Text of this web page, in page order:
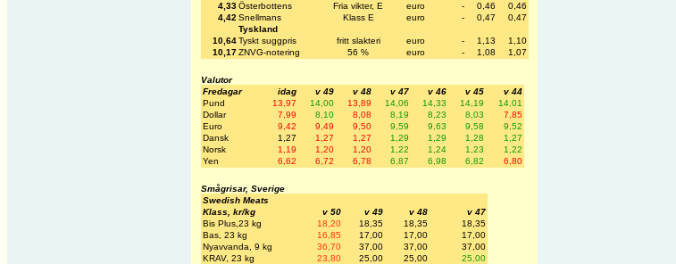
4,33Österbottens Fria vikter, E euro - 0,46
0,46
4,42 Snellmans Klass E euro - 0,47
0,47
Tyskland
10,64Tyskt suggpris fritt slakteri euro - 1,13
1,10
10,17ZNVG-notering 56 % euro - 1,08 1,07
Valutor
Fredagar
idag v 49 v 48 v 47 v 46 v 45
v 44
Pund
13,97 14,00 13,89 14,06 14,33 14,19
14,01
Dollar
7,99 8,10 8,08 8,19 8,23 8,03
7,85
Euro
9,42 9,49 9,50 9,59 9,63 9,58
9,52
Dansk
1,27 1,27 1,27 1,29 1,29 1,28
1,27
Norsk
1,19 1,20 1,20 1,22 1,24 1,23
1,22
Yen
6,62 6,72 6,78 6,87 6,98 6,82 6,80
Smågrisar, Sverige
Swedish Meats
Klass, kr/kg
v 50 v 49 v 48
v 47
Bis Plus,23 kg
18,20 18,35 18,35
18,35
Bas, 23 kg
16,85 17,00 17,00
17,00
Nyavvanda, 9 kg
36,70 37,00 37,00
37,00
KRAV, 23 kg
23,80 25,00 25,00
25,00